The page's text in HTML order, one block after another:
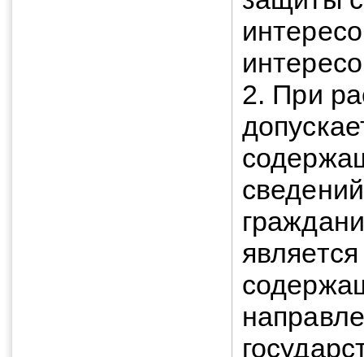
2. При